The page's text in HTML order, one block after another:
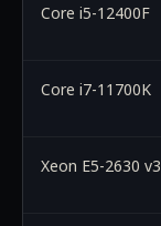
Core i5-12400F
Core i7-11700K
Xeon E5-2630 v3